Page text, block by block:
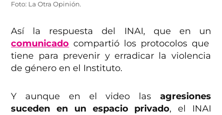
Foto: La Otra Opinión.
Así la respuesta del INAI, que en un
comunicado compartió los protocolos que
tiene para prevenir y erradicar la violencia
de género en el Instituto.
Y aunque en el video las agresiones
suceden en un espacio privado, el INAI